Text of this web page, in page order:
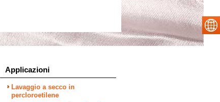
Applicazioni
Lavaggio a secco in
percloroetilene